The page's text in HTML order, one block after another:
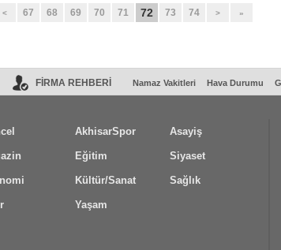
< 67 68 69 70 71 72 73 74 > »
FİRMA REHBERİ Hava Durumu
Namaz Vakitleri
AkhisarSpor Asayiş
Eğitim Siyaset
Kültür/Sanat Sağlık
Yaşam